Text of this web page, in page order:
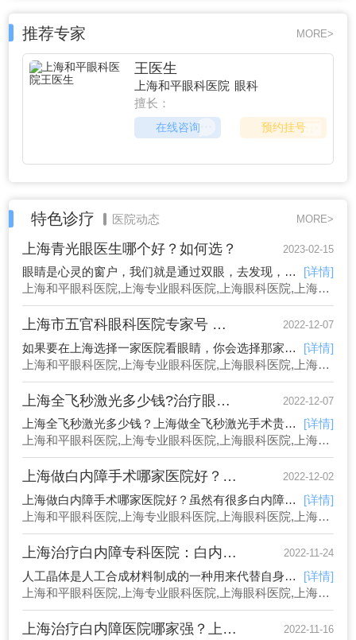
推荐专家 MORE>
王医生
上海和平眼科医院 眼科
擅长：
在线咨询 预约挂号
特色诊疗 医院动态 MORE>
上海青光眼医生哪个好？如何选？ 2023-02-15
眼睛是心灵的窗户，我们就是通过双眼，去发现，欣赏美丽以及享受生活。但是有一种眼疾，就会毫不留情地剥夺我们看东西的能力，使人再也无法感受光明，这个可怕的眼病就是青光眼。【上海青光眼医生】而且，青光眼的治疗难度大。不论是眼药控制，还是手术治疗，都对青光眼医生要
[详情]
上海和平眼科医院,上海专业眼科医院,上海眼科医院,上海眼科
上海市五官科眼科医院专家号 难怎么办？ 2022-12-07
如果要在上海选择一家医院看眼睛，你会选择那家医院？无论是的还是外地的，很多都会考虑去上海五官科医院，即复旦大学附属眼耳鼻喉科医院，医院的眼科学科水平很高，在眼科学科中名列，同时从这里走出了十余位眼科学术带头人，如嵇训传、陈淑初、王文吉、胡诞宁、
[详情]
上海和平眼科医院,上海专业眼科医院,上海眼科医院,上海眼科
上海全飞秒激光多少钱?治疗眼睛近视哪家医院好？ 2022-12-07
上海全飞秒激光多少钱？上海做全飞秒激光手术贵吗？全飞秒是矫正近视的一种手术方式，也是主流的手术方式之一，随着近视矫正的普及，越来越多的人选择通过手术摘镜，而全飞秒由于其手术切口小，无需制作角膜瓣，而受到运动人士、征兵、上班族等人群的青睐，那么，上海做全飞秒激光
[详情]
上海和平眼科医院,上海专业眼科医院,上海眼科医院,上海眼科
上海做白内障手术哪家医院好？眼科医院 专家难吗？ 2022-12-02
上海做白内障手术哪家医院好？虽然有很多白内障，希望通过药物来治疗白内障，但是目前各国市面上，仍然还没有能够有效治疗白内障的药物面世，所以手术就成为治疗白内障的有效方式。很多人对于手术会有担忧心理，一方面是手术带来的风险，另一方面是白内障的治疗关乎我们的视力
[详情]
上海和平眼科医院,上海专业眼科医院,上海眼科医院,上海眼科
上海治疗白内障专科医院：白内障晶体 2022-11-24
人工晶体是人工合成材料制成的一种用来代替自身晶状体的特殊透镜，它的功能趋近于人眼自然的晶状体，能够透光，将光线折射在视网膜上，对于晶状体因衰老等因素造成的晶状体混浊，能够起到替代作用，置换人工晶体也是治疗白内障的有效方式，通过5-10分钟的手术时间，拆
[详情]
上海和平眼科医院,上海专业眼科医院,上海眼科医院,上海眼科
上海治疗白内障医院哪家强？上海治疗白内障医院推荐 2022-11-16